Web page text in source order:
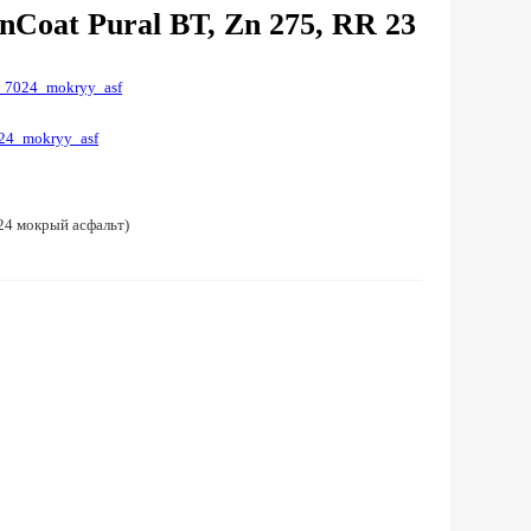
Pural BT, Zn 275, RR 23
мокрый асфальт)